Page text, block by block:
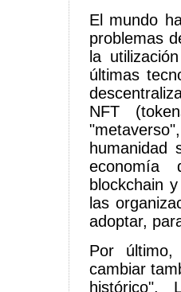
El mundo
problemas
la
últimas
NFT
humanidad
economía
blockchain
las
adoptar,
Por
cambiar
histórico".